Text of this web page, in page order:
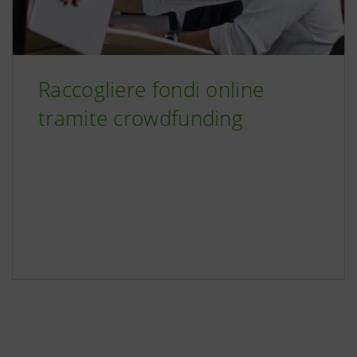
Raccogliere fondi online
tramite crowdfunding